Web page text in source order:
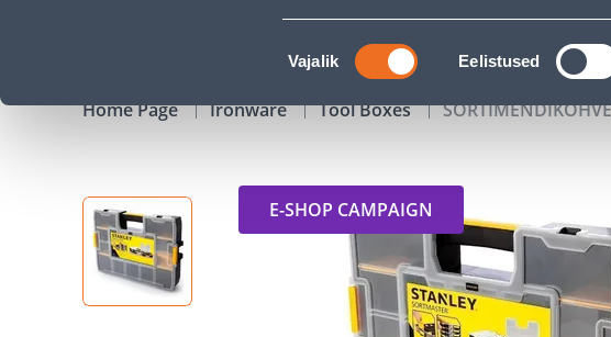
Nõusoleku
valik
Vajalik Eelistused
CAMPAIGNS CATALOGS
Home Page Ironware Tool Boxes
E-SHOP CAMPAIGN